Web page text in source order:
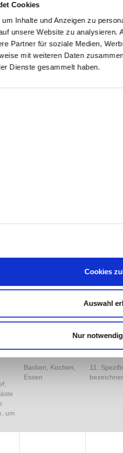
Cookies
Inhalte und Anzeigen zu
unsere Website zu
Partner für soziale Medien,
mit weiteren Daten
Dienste gesammelt haben.
Cookies
Auswahl
Nur
Malen und
Basteln, Feste und
7.
und
Sie
um
Backen, Kochen,
Essen
11.